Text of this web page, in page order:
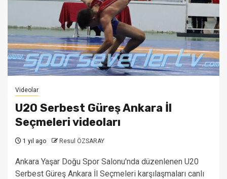
Videolar
U20 Serbest Güreş Ankara İl
Seçmeleri videoları
1 yıl ago Resul ÖZSARAY
Ankara Yaşar Doğu Spor Salonu'nda düzenlenen U20
Serbest Güreş Ankara İl Seçmeleri karşılaşmaları canlı